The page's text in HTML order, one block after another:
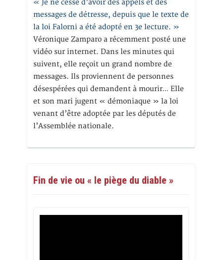
« Je ne cesse d’avoir des appels et des
messages de détresse, depuis que le texte de
la loi Falorni a été adopté en 3e lecture. »
Véronique Zamparo a récemment posté une
vidéo sur internet. Dans les minutes qui
suivent, elle reçoit un grand nombre de
messages. Ils proviennent de personnes
désespérées qui demandent à mourir… Elle
et son mari jugent « démoniaque » la loi
venant d’être adoptée par les députés de
l’Assemblée nationale.
Fin de vie ou « le piège du diable »